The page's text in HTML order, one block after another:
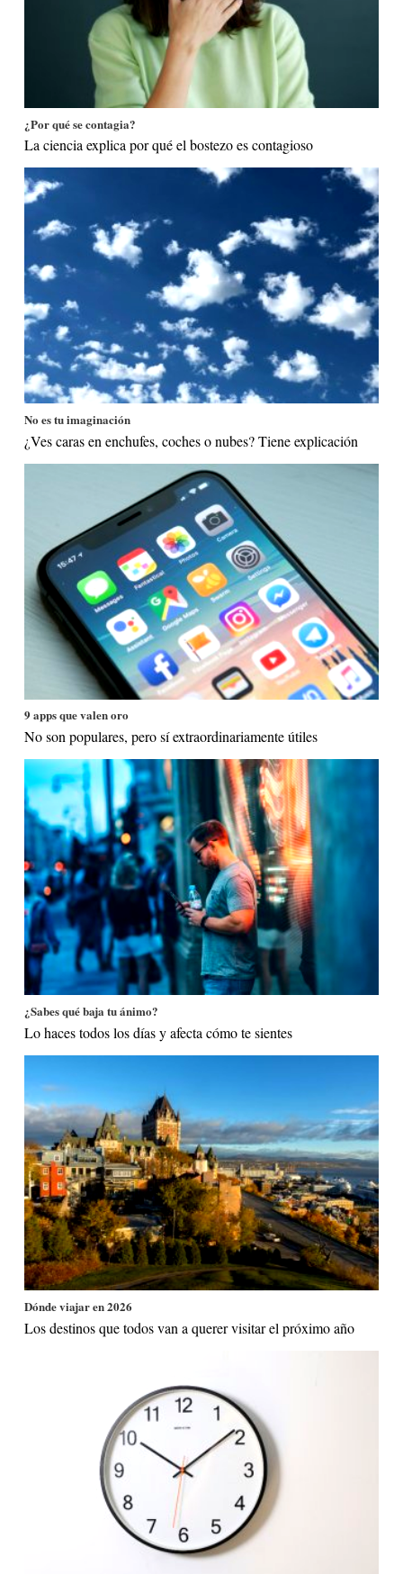
¿Por qué se contagia?
La ciencia explica por qué el bostezo es contagioso
No es tu imaginación
¿Ves caras en enchufes, coches o nubes? Tiene explicación
9 apps que valen oro
No son populares, pero sí extraordinariamente útiles
¿Sabes qué baja tu ánimo?
Lo haces todos los días y afecta cómo te sientes
Dónde viajar en 2026
Los destinos que todos van a querer visitar el próximo año